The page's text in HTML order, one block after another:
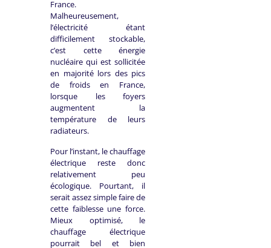
France.
Malheureusement,
l’électricité étant
difficilement stockable,
c’est cette énergie
nucléaire qui est sollicitée
en majorité lors des pics
de froids en France,
lorsque les foyers
augmentent la
température de leurs
radiateurs.
Pour l’instant, le chauffage
électrique reste donc
relativement peu
écologique. Pourtant, il
serait assez simple faire de
cette faiblesse une force.
Mieux optimisé, le
chauffage électrique
pourrait bel et bien